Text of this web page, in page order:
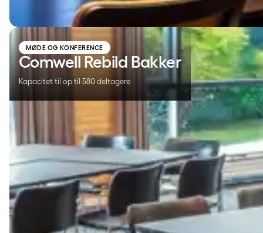
MØDE OG KONFERENCE
Comwell Rebild Bakker
Kapacitet til op til 580 deltagere
Comwell Rebild Bakker